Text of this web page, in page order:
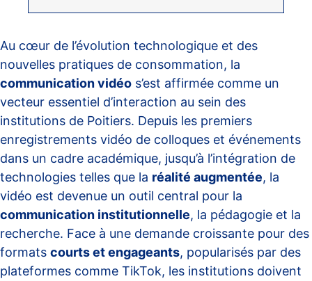
Au cœur de l’évolution technologique et des
nouvelles pratiques de consommation, la
communication vidéo s’est affirmée comme un
vecteur essentiel d’interaction au sein des
institutions de Poitiers. Depuis les premiers
enregistrements vidéo de colloques et événements
dans un cadre académique, jusqu’à l’intégration de
technologies telles que la réalité augmentée, la
vidéo est devenue un outil central pour la
communication institutionnelle, la pédagogie et la
recherche. Face à une demande croissante pour des
formats courts et engageants, popularisés par des
plateformes comme TikTok, les institutions doivent